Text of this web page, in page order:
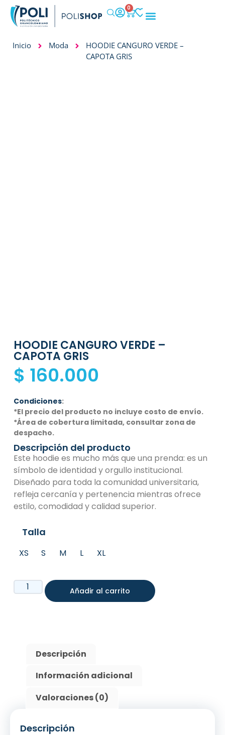
0
Inicio Moda
HOODIE CANGURO VERDE –
CAPOTA GRIS
HOODIE CANGURO VERDE –
CAPOTA GRIS
$ 160.000
Condiciones:
*El precio del producto no incluye costo de envío.
*Área de cobertura limitada, consultar zona de
despacho.
Descripción del producto
Este hoodie es mucho más que una prenda: es un
símbolo de identidad y orgullo institucional.
Diseñado para toda la comunidad universitaria,
refleja cercanía y pertenencia mientras ofrece
estilo, comodidad y calidad superior.
Talla
XS S M L XL
Añadir al carrito
Descripción
Información adicional
Valoraciones (0)
Descripción